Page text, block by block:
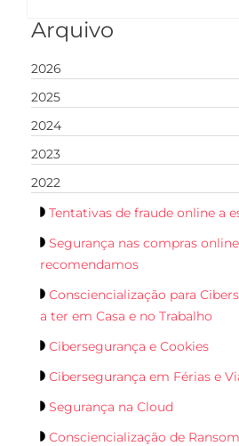
Arquivo
2026
2025
2024
2023
2022
Tentativas de fraude online a
Segurança nas compras
recomendamos
Consciencialização para
a ter em Casa e no Trabalho
Cibersegurança e Cookies
Cibersegurança em Férias e
Segurança na Cloud
Consciencialização de